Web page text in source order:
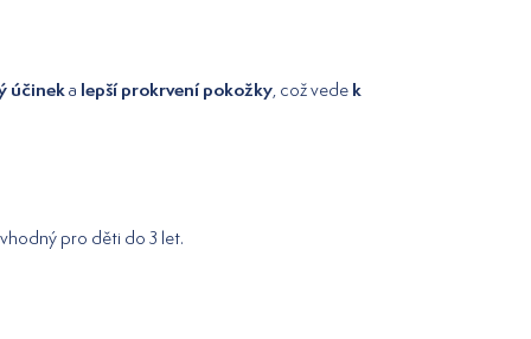
účineka lepší prokrvení pokožky, což vede k
pro děti do 3 let.